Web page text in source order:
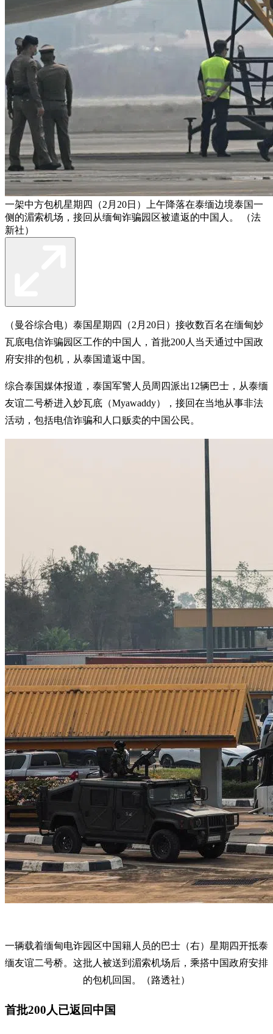
一架中方包机星期四（2月20日）上午降落在泰缅边境泰国一
侧的湄索机场，接回从缅甸诈骗园区被遣返的中国人。 （法
新社）
（曼谷综合电）泰国星期四（2月20日）接收数百名在缅甸妙
瓦底电信诈骗园区工作的中国人，首批200人当天通过中国政
府安排的包机，从泰国遣返中国。
综合泰国媒体报道，泰国军警人员周四派出12辆巴士，从泰缅
友谊二号桥进入妙瓦底（Myawaddy），接回在当地从事非法
活动，包括电信诈骗和人口贩卖的中国公民。
一辆载着缅甸电诈园区中国籍人员的巴士（右）星期四开抵泰
缅友谊二号桥。这批人被送到湄索机场后，乘搭中国政府安排
的包机回国。（路透社）
首批200人已返回中国